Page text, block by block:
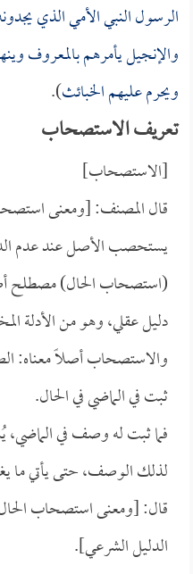
الرسول النبي الأمي الذي
والإنجيل يأمرهم بالمعروف
ويحرم عليهم الخبائث).
تعريف الاستصحاب
[الاستصحاب]
قال المصنف: [ومعنى
يستحصب الأصل عند عدم
(استصحاب الحال) مصطلح
دليل عقلي، وهو من الأدلة
والاستصحاب أصلاً معناه:
ثبت في الماضي في الحال.
فما ثبت له وصف في
لذلك الوصف، حتى يأتي ما
قال: [ومعنى استصحاب
الدليل الشرعي].